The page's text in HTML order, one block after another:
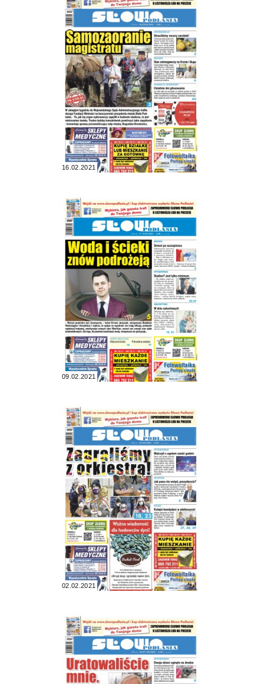
16.02.2021
09.02.2021
02.02.2021